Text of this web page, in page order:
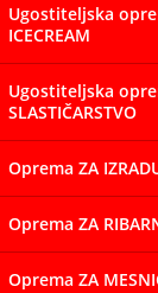
Ugostiteljska
ICECREAM
Ugostiteljska
SLASTIČARSTVO
Oprema ZA
Oprema ZA
Oprema ZA